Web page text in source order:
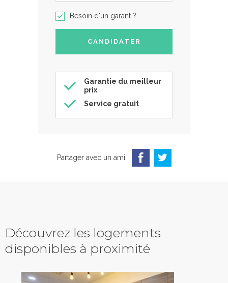
Besoin d'un garant ?
Garantie du meilleur
prix
Service gratuit
Partager avec un ami
Découvrez les logements
disponibles à proximité